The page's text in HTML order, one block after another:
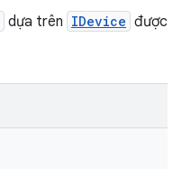
dựa trên IDevice được